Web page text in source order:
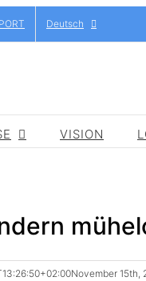
Deutsch
VISION
November 15th,